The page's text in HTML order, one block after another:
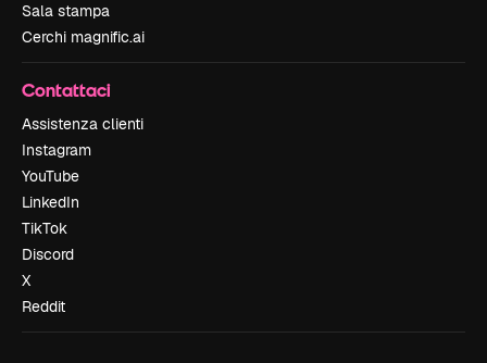
Sala stampa
Cerchi magnific.ai
Contattaci
Assistenza clienti
Instagram
YouTube
LinkedIn
TikTok
Discord
X
Reddit